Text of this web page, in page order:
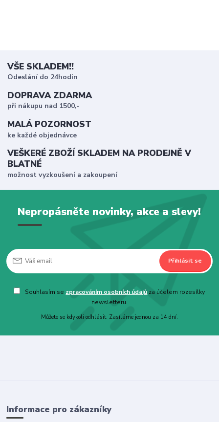
VŠE SKLADEM!!
Odeslání do 24hodin
DOPRAVA ZDARMA
při nákupu nad 1500,-
MALÁ POZORNOST
ke každé objednávce
VEŠKERÉ ZBOŽÍ SKLADEM NA PRODEJNĚ V
BLATNÉ
možnost vyzkoušení a zakoupení
Nepropásněte novinky, akce a slevy!
Přihlásit se
Souhlasím se zpracováním osobních údajů za účelem rozesílky
newsletteru.
Můžete se kdykoli odhlásit. Zasíláme jednou za 14 dní.
Informace pro zákazníky